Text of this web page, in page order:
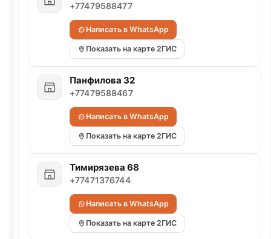
+77479588477
Написать в WhatsApp
Показать на карте 2ГИС
Панфилова 32
+77479588467
Написать в WhatsApp
Показать на карте 2ГИС
Тимирязева 68
+77471376744
Написать в WhatsApp
Показать на карте 2ГИС